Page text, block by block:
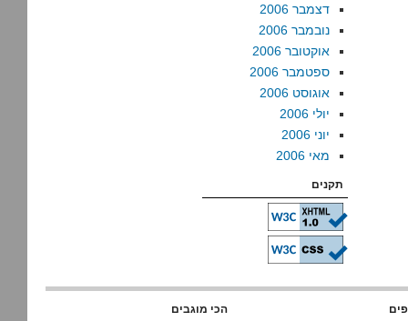
דצמבר 2006
נובמבר 2006
אוקטובר 2006
ספטמבר 2006
אוגוסט 2006
יולי 2006
יוני 2006
מאי 2006
תקנים
הכי מוגבים